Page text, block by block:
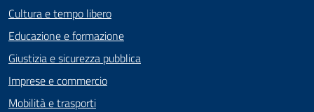
Cultura e tempo libero
Educazione e formazione
Giustizia e sicurezza pubblica
Imprese e commercio
Mobilità e trasporti